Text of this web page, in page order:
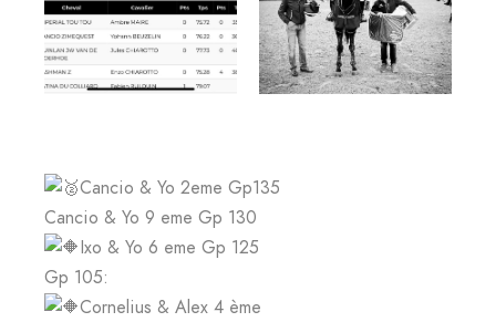
Cancio & Yo 2eme Gp135
Cancio & Yo 9 eme Gp 130
Ixo & Yo 6 eme Gp 125
Gp 105:
Cornelius & Alex 4 ème